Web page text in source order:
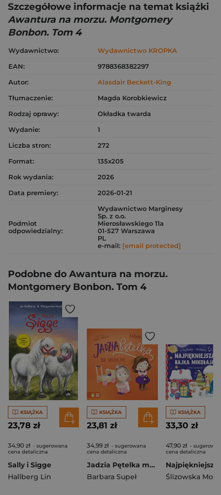
Szczegółowe informacje na temat książki
Awantura na morzu. Montgomery
Bonbon. Tom 4
Wydawnictwo:
Wydawnictwo KROPKA
EAN:
9788368382297
Autor:
Alasdair Beckett-King
Tłumaczenie:
Magda Korobkiewicz
Rodzaj oprawy:
Okładka twarda
Wydanie:
1
Liczba stron:
272
Format:
135x205
Rok wydania:
2026
Data premiery:
2026-01-21
Podmiot
odpowiedzialny:
Wydawnictwo Marginesy
Sp. z o.o.
Mierosławskiego 11a
01-527 Warszawa
PL
e-mail: [email protected]
Podobne do Awantura na morzu.
Montgomery Bonbon. Tom 4
KSIĄŻKA
23,78 zł
34,90 zł - sugerowana
cena detaliczna
Sally i Sigge
Hallberg Lin
KSIĄŻKA
23,81 zł
34,99 zł - sugerowana
cena detaliczna
Jadzia Pętelka ma sprzeczkę. Jadzia Pętelka
Barbara Supeł
KSIĄŻKA
33,30 zł
47,90 zł -
cena detaliczna
Ślizowska